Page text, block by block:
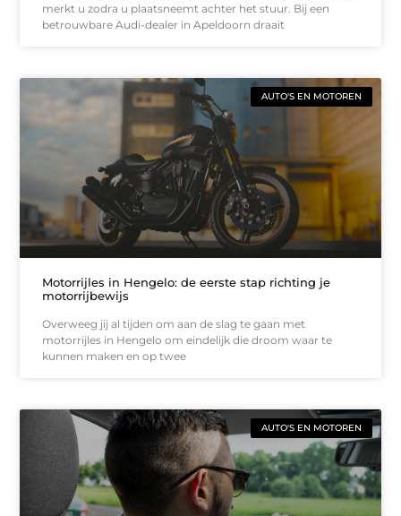
merkt u zodra u plaatsneemt achter het stuur. Bij een
betrouwbare Audi-dealer in Apeldoorn draait
AUTO'S EN MOTOREN
Motorrijles in Hengelo: de eerste stap richting je
motorrijbewijs
Overweeg jij al tijden om aan de slag te gaan met
motorrijles in Hengelo om eindelijk die droom waar te
kunnen maken en op twee
AUTO'S EN MOTOREN